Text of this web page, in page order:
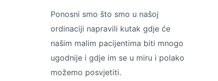
Ponosni smo što smo u našoj
ordinaciji napravili kutak gdje će
našim malim pacijentima biti mnogo
ugodnije i gdje im se u miru i polako
možemo posvjetiti.